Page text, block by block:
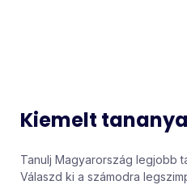
Kiemelt
Tanulj Magyarország legjobb
Válaszd ki a számodra